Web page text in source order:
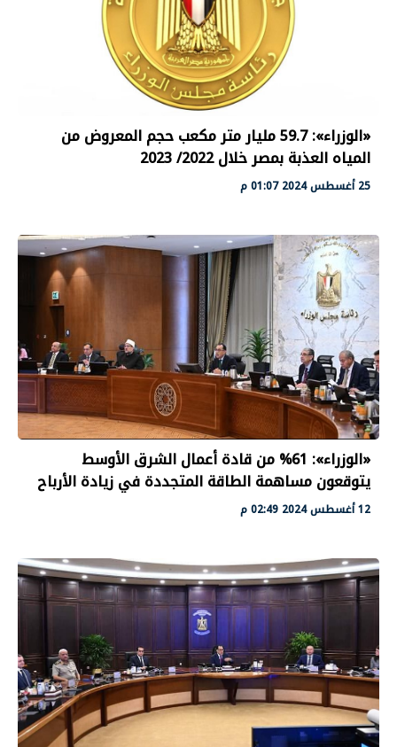
«الوزراء»: 59.7 مليار متر مكعب حجم المعروض من
المياه العذبة بمصر خلال 2022/ 2023
25 أغسطس 2024 01:07 م
«الوزراء»: 61% من قادة أعمال الشرق الأوسط
يتوقعون مساهمة الطاقة المتجددة في زيادة الأرباح
12 أغسطس 2024 02:49 م